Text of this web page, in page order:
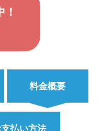
料金概要
支払い方法